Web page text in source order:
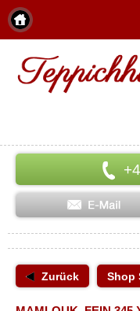
Zurück Shop